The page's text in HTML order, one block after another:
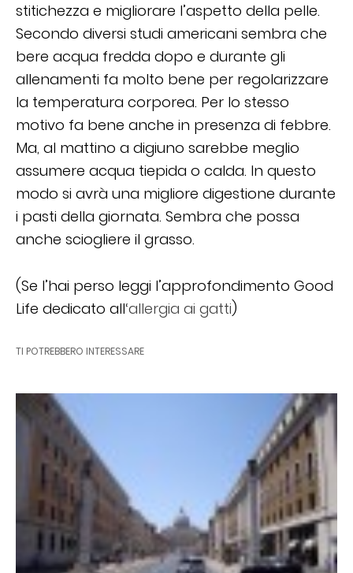
stitichezza e migliorare l’aspetto della pelle.
Secondo diversi studi americani sembra che
bere acqua fredda dopo e durante gli
allenamenti fa molto bene per regolarizzare
la temperatura corporea. Per lo stesso
motivo fa bene anche in presenza di febbre.
Ma, al mattino a digiuno sarebbe meglio
assumere acqua tiepida o calda. In questo
modo si avrà una migliore digestione durante
i pasti della giornata. Sembra che possa
anche sciogliere il grasso.
(Se l’hai perso leggi l’approfondimento Good
Life dedicato all‘allergia ai gatti)
TI POTREBBERO INTERESSARE